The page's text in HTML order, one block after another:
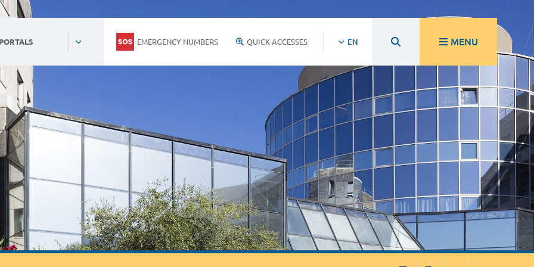
EMERGENCY NUMBERS QUICK ACCESSES EN MENU